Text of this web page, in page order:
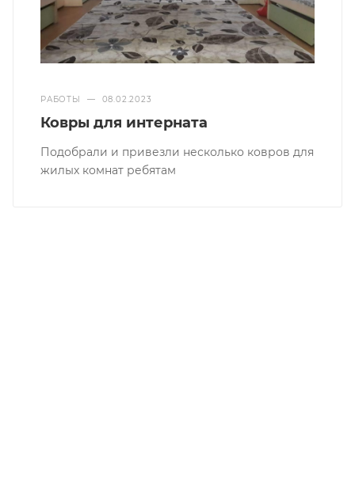
РАБОТЫ — 08.02.2023
Ковры для интерната
Подобрали и привезли несколько ковров для
жилых комнат ребятам